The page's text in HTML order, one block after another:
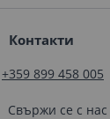
Контакти
+359 899 458 005
Свържи се с нас